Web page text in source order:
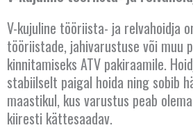
V-kujuline tööriista- ja relvahoidja
tööriistade, jahivarustuse või muu
kinnitamiseks ATV pakiraamile.
stabiilselt paigal hoida ning sobib
maastikul, kus varustus peab
kiiresti kättesaadav.